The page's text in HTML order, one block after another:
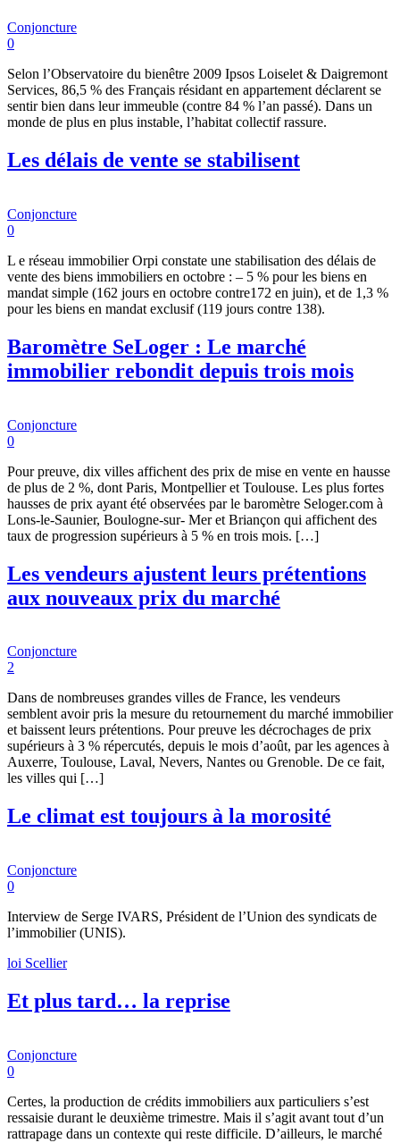
Conjoncture
0
Selon l’Observatoire du bienêtre 2009 Ipsos Loiselet & Daigremont
Services, 86,5 % des Français résidant en appartement déclarent se
sentir bien dans leur immeuble (contre 84 % l’an passé). Dans un
monde de plus en plus instable, l’habitat collectif rassure.
Les délais de vente se stabilisent
Conjoncture
0
L e réseau immobilier Orpi constate une stabilisation des délais de
vente des biens immobiliers en octobre : – 5 % pour les biens en
mandat simple (162 jours en octobre contre172 en juin), et de 1,3 %
pour les biens en mandat exclusif (119 jours contre 138).
Baromètre SeLoger : Le marché
immobilier rebondit depuis trois mois
Conjoncture
0
Pour preuve, dix villes affichent des prix de mise en vente en hausse
de plus de 2 %, dont Paris, Montpellier et Toulouse. Les plus fortes
hausses de prix ayant été observées par le baromètre Seloger.com à
Lons-le-Saunier, Boulogne-sur- Mer et Briançon qui affichent des
taux de progression supérieurs à 5 % en trois mois. […]
Les vendeurs ajustent leurs prétentions
aux nouveaux prix du marché
Conjoncture
2
Dans de nombreuses grandes villes de France, les vendeurs
semblent avoir pris la mesure du retournement du marché immobilier
et baissent leurs prétentions. Pour preuve les décrochages de prix
supérieurs à 3 % répercutés, depuis le mois d’août, par les agences à
Auxerre, Toulouse, Laval, Nevers, Nantes ou Grenoble. De ce fait,
les villes qui […]
Le climat est toujours à la morosité
Conjoncture
0
Interview de Serge IVARS, Président de l’Union des syndicats de
l’immobilier (UNIS).
loi Scellier
Et plus tard… la reprise
Conjoncture
0
Certes, la production de crédits immobiliers aux particuliers s’est
ressaisie durant le deuxième trimestre. Mais il s’agit avant tout d’un
rattrapage dans un contexte qui reste difficile. D’ailleurs, le marché